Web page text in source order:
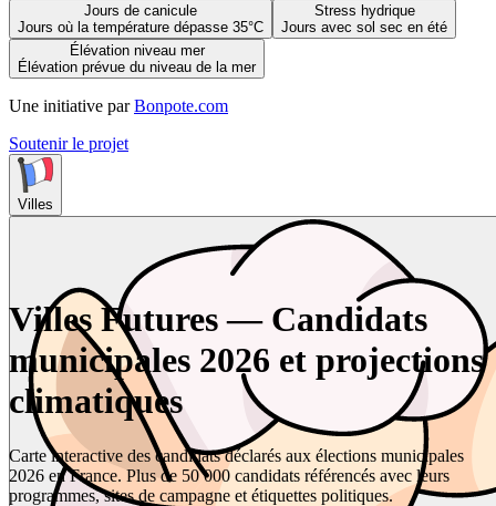
Jours de canicule
Jours où la température dépasse 35°C
Stress hydrique
Jours avec sol sec en été
Élévation niveau mer
Élévation prévue du niveau de la mer
Une initiative par Bonpote.com
Soutenir le projet
Villes
Villes Futures — Candidats
municipales 2026 et projections
climatiques
Carte interactive des candidats déclarés aux élections municipales
2026 en France. Plus de 50 000 candidats référencés avec leurs
programmes, sites de campagne et étiquettes politiques.